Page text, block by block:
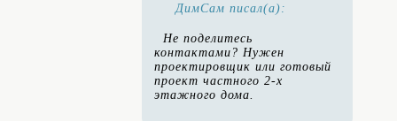
ДимСам писал(а):
Не поделитесь
контактами? Нужен
проектировщик или готовый
проект частного 2-х
этажного дома.